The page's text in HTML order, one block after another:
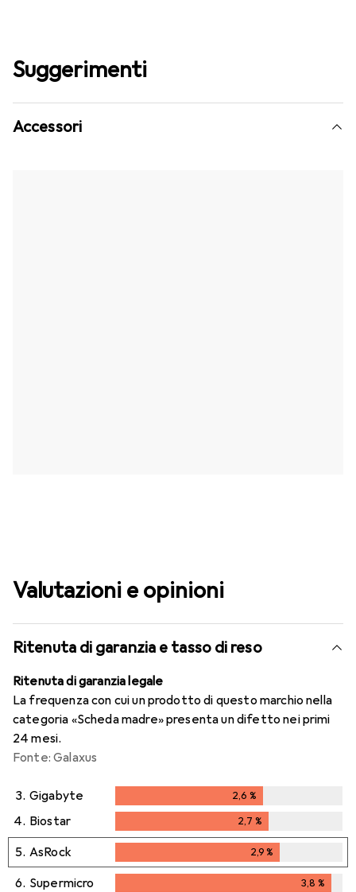
Suggerimenti
Accessori
Valutazioni e opinioni
Ritenuta di garanzia e tasso di reso
Ritenuta di garanzia legale
La frequenza con cui un prodotto di questo marchio nella
categoria «Scheda madre» presenta un difetto nei primi
24 mesi.
Fonte: Galaxus
3. Gigabyte 2,6 %
4. Biostar 2,7 %
5. AsRock 2,9%
6. Supermicro 3,8 %